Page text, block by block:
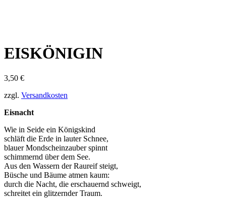
EISKÖNIGIN
3,50 €
zzgl. Versandkosten
Eisnacht
Wie in Seide ein Königskind
schläft die Erde in lauter Schnee,
blauer Mondscheinzauber spinnt
schimmernd über dem See.
Aus den Wassern der Raureif steigt,
Büsche und Bäume atmen kaum:
durch die Nacht, die erschauernd schweigt,
schreitet ein glitzernder Traum.